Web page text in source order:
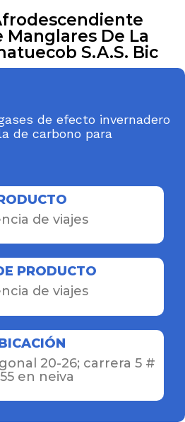
Manglares De La
S.A.S. Bic
de efecto invernadero
de carbono para
de viajes
PRODUCTO
de viajes
20-26; carrera 5 #
55 en neiva